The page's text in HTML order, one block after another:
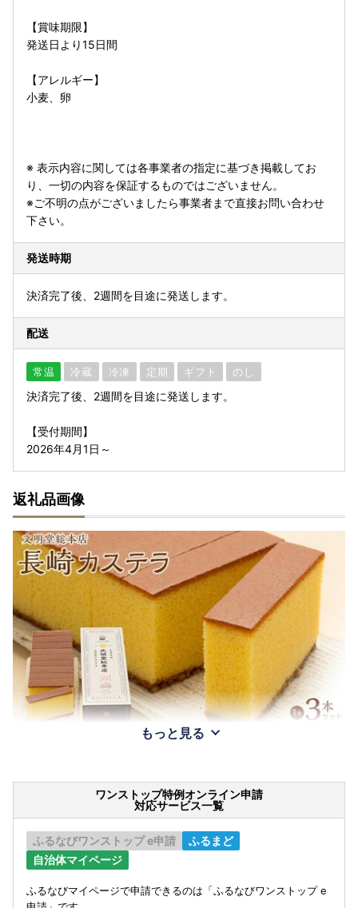
【賞味期限】
発送日より15日間
【アレルギー】
小麦、卵
※ 表示内容に関しては各事業者の指定に基づき掲載してお
り、一切の内容を保証するものではございません。
※ご不明の点がございましたら事業者まで直接お問い合わせ
下さい。
発送時期
決済完了後、2週間を目途に発送します。
配送
常温 冷蔵 冷凍 定期 ギフト のし
決済完了後、2週間を目途に発送します。
【受付期間】
2026年4月1日～
返礼品画像
もっと見る
ワンストップ特例オンライン申請
対応サービス一覧
ふるなびワンストップ e申請
ふるまど
自治体マイページ
ふるなびマイページで申請できるのは「ふるなびワンストップ e